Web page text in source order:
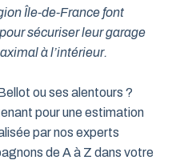
Île-de-France font
sécuriser leur garage
à l’intérieur.
ou ses alentours ?
pour une estimation
par nos experts
de A à Z dans votre